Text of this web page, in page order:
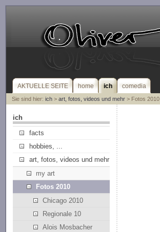
AKTUELLE SEITE home ich comedia
Sie sind hier: ich> art, fotos, videos und mehr> Fotos 2010
ich
facts
hobbies, ...
art, fotos, videos und mehr
my art
Fotos 2010
Chicago 2010
Regionale 10
Alois Mosbacher